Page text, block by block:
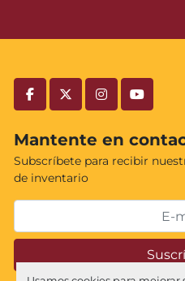
facebooktwitterinstagramyoutube
Mantente en
Subscríbete para recibir
de inventario